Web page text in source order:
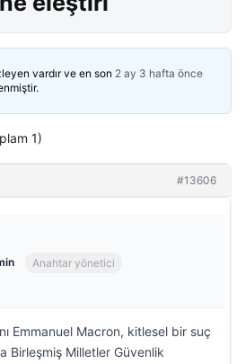
vardır ve en son 2 ay 3 hafta önce
1)
#13606
Anahtar yönetici
Emmanuel Macron, kitlesel bir suç
Birleşmiş Milletler Güvenlik